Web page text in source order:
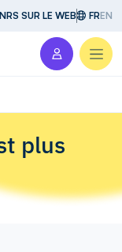
SUR LE WEB FREN
plus